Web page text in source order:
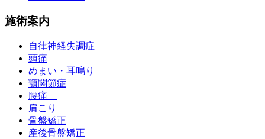
施術案内
自律神経失調症
頭痛
めまい・耳鳴り
顎関節症
腰痛
肩こり
骨盤矯正
産後骨盤矯正